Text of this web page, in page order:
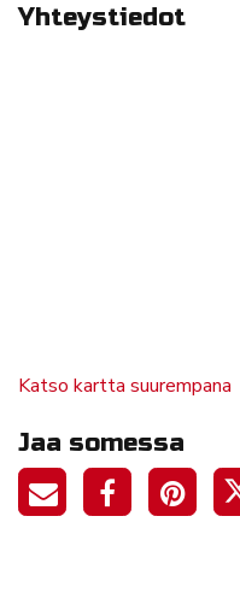
Yhteystiedot
Katso kartta suurempana
Jaa somessa